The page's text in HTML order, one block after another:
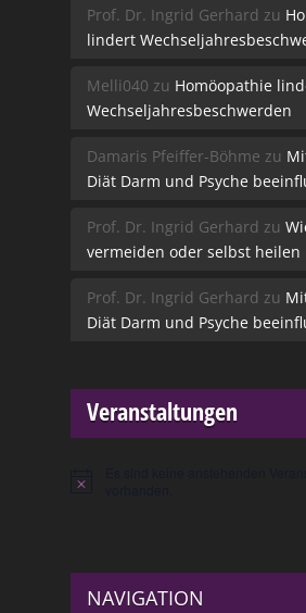
Prof. Dr. Ingrid Gerhard zu
lindert
Melli040 zu Homöopathie
Wechseljahresbeschwerden
Damaris Pfeiffer-Böhme zu
Diät Darm und Psyche
Prof. Dr. Ingrid Gerhard zu
vermeiden oder selbst heilen
Prof. Dr. Ingrid Gerhard zu
Diät Darm und Psyche
Veranstaltungen
Hinweis
NAVIGATION